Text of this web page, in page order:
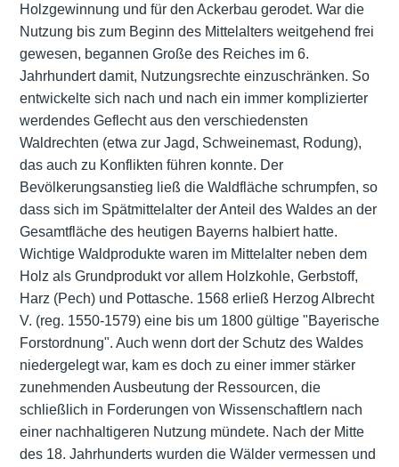
Holzgewinnung und für den Ackerbau gerodet. War die
Nutzung bis zum Beginn des Mittelalters weitgehend frei
gewesen, begannen Große des Reiches im 6.
Jahrhundert damit, Nutzungsrechte einzuschränken. So
entwickelte sich nach und nach ein immer komplizierter
werdendes Geflecht aus den verschiedensten
Waldrechten (etwa zur Jagd, Schweinemast, Rodung),
das auch zu Konflikten führen konnte. Der
Bevölkerungsanstieg ließ die Waldfläche schrumpfen, so
dass sich im Spätmittelalter der Anteil des Waldes an der
Gesamtfläche des heutigen Bayerns halbiert hatte.
Wichtige Waldprodukte waren im Mittelalter neben dem
Holz als Grundprodukt vor allem Holzkohle, Gerbstoff,
Harz (Pech) und Pottasche. 1568 erließ Herzog Albrecht
V. (reg. 1550-1579) eine bis um 1800 gültige "Bayerische
Forstordnung". Auch wenn dort der Schutz des Waldes
niedergelegt war, kam es doch zu einer immer stärker
zunehmenden Ausbeutung der Ressourcen, die
schließlich in Forderungen von Wissenschaftlern nach
einer nachhaltigeren Nutzung mündete. Nach der Mitte
des 18. Jahrhunderts wurden die Wälder vermessen und